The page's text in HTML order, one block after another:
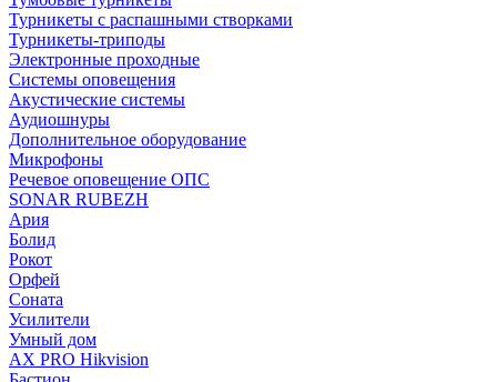
Турникеты с распашными створками
Турникеты-триподы
Электронные проходные
Системы оповещения
Акустические системы
Аудиошнуры
Дополнительное оборудование
Микрофоны
Речевое оповещение ОПС
SONAR RUBEZH
Ария
Болид
Рокот
Орфей
Соната
Усилители
Умный дом
AX PRO Hikvision